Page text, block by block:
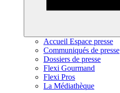
Accueil Espace presse
Communiqués de presse
Dossiers de presse
Flexi Gourmand
Flexi Pros
La Médiathèque